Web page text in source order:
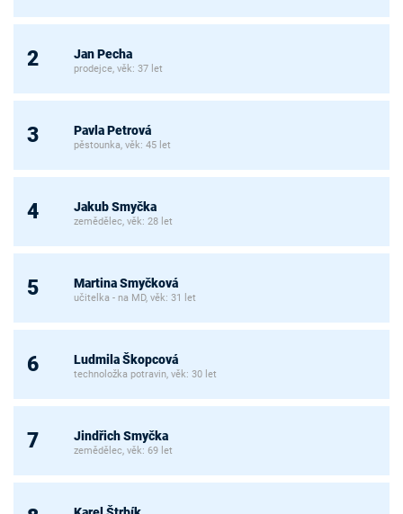
2 Jan Pecha
prodejce, věk: 37 let
3 Pavla Petrová
pěstounka, věk: 45 let
4 Jakub Smyčka
zemědělec, věk: 28 let
5 Martina Smyčková
učitelka - na MD, věk: 31 let
6 Ludmila Škopcová
technoložka potravin, věk: 30 let
7 Jindřich Smyčka
zemědělec, věk: 69 let